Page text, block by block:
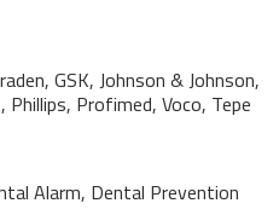
GSK, Johnson & Johnson,
Profimed, Voco, Tepe
Alarm, Dental Prevention